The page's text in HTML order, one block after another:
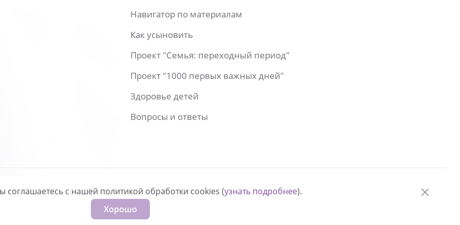
Навигатор по материалам
Как усыновить
Проект "Семья: переходный период"
Проект "1000 первых важных дней"
Здоровье детей
Вопросы и ответы
соглашаетесь с нашей политикой обработки cookies (узнать подробнее).
Хорошо